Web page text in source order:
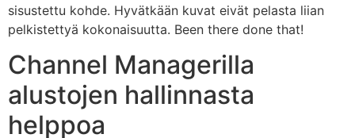
sisustettu kohde. Hyvätkään kuvat eivät pelasta liian
pelkistettyä kokonaisuutta. Been there done that!
Channel Managerilla
alustojen hallinnasta
helppoa